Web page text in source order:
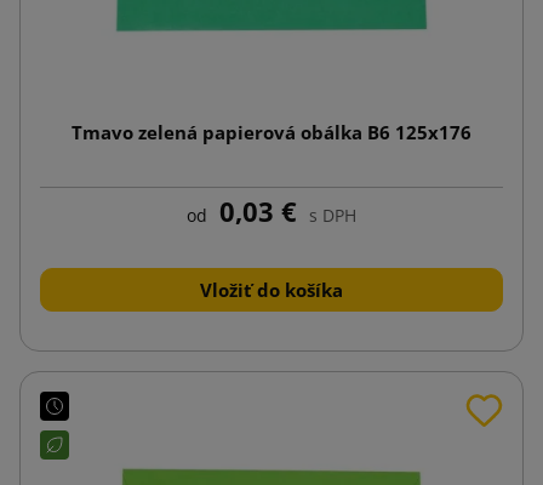
Tmavo zelená papierová obálka B6 125x176
od 0,03 € s DPH
Vložiť do košíka